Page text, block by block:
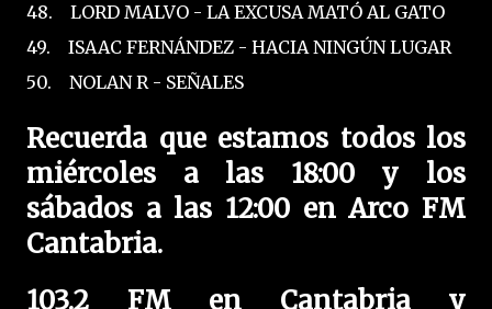
48. LORD MALVO - LA EXCUSA MATÓ AL GATO
49. ISAAC FERNÁNDEZ - HACIA NINGÚN LUGAR
50. NOLAN R - SEÑALES
Recuerda que estamos todos los
miércoles a las 18:00 y los
sábados a las 12:00 en Arco FM
Cantabria.
103.2 FM en Cantabria y